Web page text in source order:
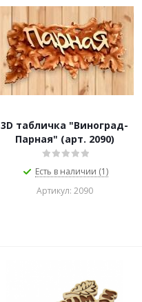
3D табличка "Виноград-
Парная" (арт. 2090)
Есть в наличии (1)
Артикул: 2090